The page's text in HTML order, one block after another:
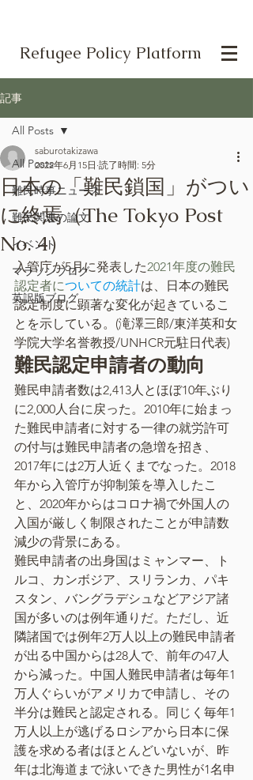
Refugee Policy Platform
記事
All Posts
難民時事ニュース
難民関連の論文
イベント
マラソンブログ
英訳版ブログ
All Posts
日本の「難民鎖国」がつい
に終焉（The Tokyo Post
No. 4）
saburotakizawa
2022年6月15日 読了時間: 5分
入管庁が5月に発表した2021年度の難民
認定者についての統計は、日本の難民
認定制度に顕著な変化が起きているこ
とを示している。(滝澤三郎/東洋英和女
学院大学名誉教授/UNHCR元駐日代表)
難民認定申請者の動向
難民申請者数は2,413人とほぼ10年ぶり
に2,000人台に戻った。2010年に始まっ
た難民申請者に対する一律の就労許可
の付与は難民申請者の急増を招き、
2017年には2万人近くまでなった。2018
年から入管庁が抑制策を導入したこ
と、2020年からはコロナ禍で外国人の
入国が厳しく制限されたことが申請数
減少の背景にある。
難民申請者の出身国はミャンマー、ト
ルコ、カンボジア、スリランカ、パキ
スタン、バングラデシュなどアジア諸
国が多いのは例年通りだ。ただし、近
隣諸国では例年2万人以上の難民申請者
が出る中国からは28人で、前年の47人
から減った。中国人難民申請者は毎年1
万人ぐらいがアメリカで申請し、その
半分は難民と認定される。同じく毎年1
万人以上が逃げるロシアから日本に保
護を求める者はほとんどいないが、昨
年は北海道まで泳いできた男性が1名申